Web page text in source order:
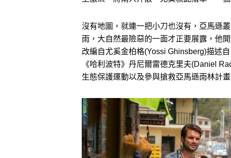
沒有地圖，就連一把小刀也沒有，亞馬遜
雨，大自然最險惡的一面才正要展露，他
改編自尤奚金柏格(Yossi Ghinsberg)描述
《哈利波特》丹尼爾雷德克里夫(Daniel
生態保護運動以及參與搶救亞馬遜雨林計